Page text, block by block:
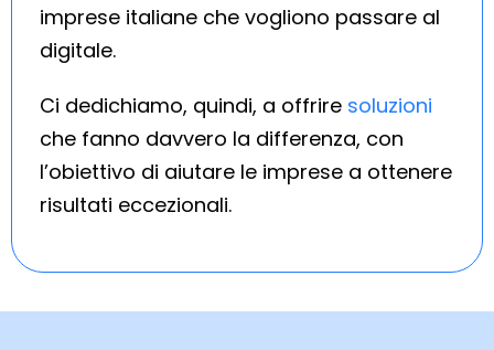
imprese italiane che vogliono passare al
digitale.
Ci dedichiamo, quindi, a offrire soluzioni
che fanno davvero la differenza, con
l’obiettivo di aiutare le imprese a ottenere
risultati eccezionali.